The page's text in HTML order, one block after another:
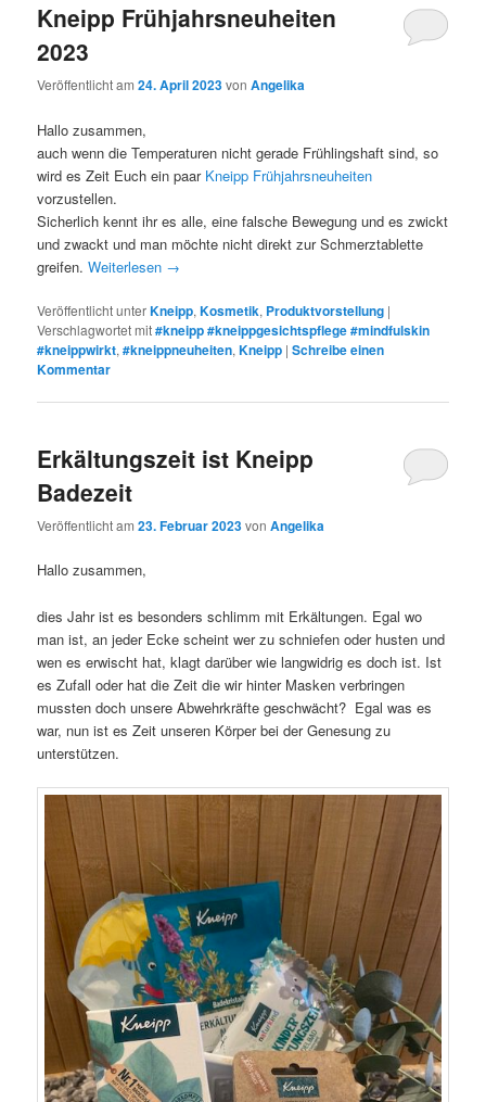
Kneipp Frühjahrsneuheiten
2023
Veröffentlicht am24. April 2023vonAngelika
Hallo zusammen,
auch wenn die Temperaturen nicht gerade Frühlingshaft sind, so
wird es Zeit Euch ein paar Kneipp Frühjahrsneuheiten
vorzustellen.
Sicherlich kennt ihr es alle, eine falsche Bewegung und es zwickt
und zwackt und man möchte nicht direkt zur Schmerztablette
greifen.Weiterlesen →
Veröffentlicht unterKneipp,Kosmetik, Produktvorstellung |
Verschlagwortet mit#kneipp #kneippgesichtspflege #mindfulskin
#kneippwirkt,#kneippneuheiten,Kneipp |Schreibe einen
Kommentar
Erkältungszeit ist Kneipp
Badezeit
Veröffentlicht am23. Februar 2023vonAngelika
Hallo zusammen,
dies Jahr ist es besonders schlimm mit Erkältungen. Egal wo
man ist, an jeder Ecke scheint wer zu schniefen oder husten und
wen es erwischt hat, klagt darüber wie langwidrig es doch ist. Ist
es Zufall oder hat die Zeit die wir hinter Masken verbringen
mussten doch unsere Abwehrkräfte geschwächt? Egal was es
war, nun ist es Zeit unseren Körper bei der Genesung zu
unterstützen.